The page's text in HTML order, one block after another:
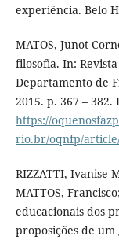
experiência. Belo
MATOS, Junot
filosofia. In:
Departamento de
2015. p. 367 – 382.
https://
rio.br/oqnfp/
RIZZATTI, Ivanise
MATTOS,
educacionais dos
proposições de